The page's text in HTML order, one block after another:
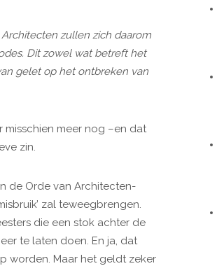
zullen zich daarom
Dit zowel wat betreft het
gelet op het ontbreken van
misschien meer nog –en dat
zin.
de Orde van Architecten-
zal teweegbrengen.
die een stok achter de
te laten doen. En ja, dat
worden. Maar het geldt zeker